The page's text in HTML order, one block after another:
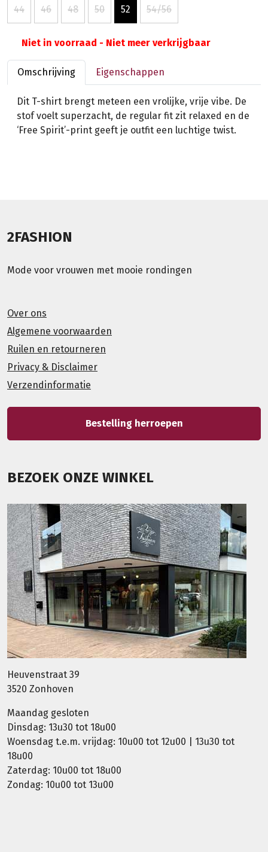
44 46 48 50 52 54/56
Niet in voorraad - Niet meer verkrijgbaar
Omschrijving Eigenschappen
Dit T-shirt brengt meteen een vrolijke, vrije vibe. De
stof voelt superzacht, de regular fit zit relaxed en de
‘Free Spirit’-print geeft je outfit een luchtige twist.
2FASHION
Mode voor vrouwen met mooie rondingen
Over ons
Algemene voorwaarden
Ruilen en retourneren
Privacy & Disclaimer
Verzendinformatie
Bestelling herroepen
BEZOEK ONZE WINKEL
Heuvenstraat 39
3520 Zonhoven
Maandag gesloten
Dinsdag: 13u30 tot 18u00
Woensdag t.e.m. vrijdag: 10u00 tot 12u00 | 13u30 tot
18u00
Zaterdag: 10u00 tot 18u00
Zondag: 10u00 tot 13u00